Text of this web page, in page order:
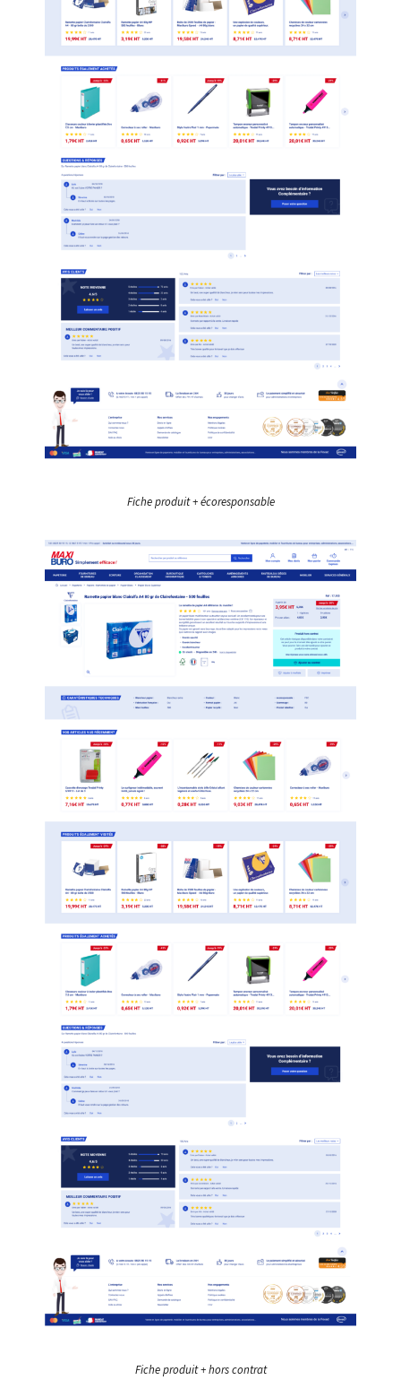
Fiche produit + écoresponsable
Fiche produit + hors contrat